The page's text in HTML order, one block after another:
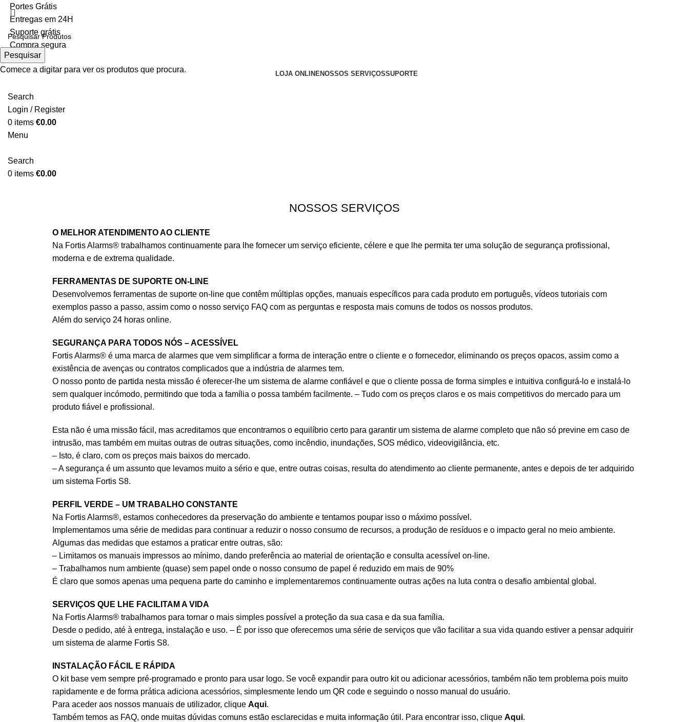
Portes Grátis
Entregas em 24H
Suporte grátis
Compra segura
LOJA ONLINENOSSOS SERVIÇOSSUPORTE
Search
Login / Register
0 items €0.00
Menu
Search
0 items €0.00
NOSSOS SERVIÇOS
O MELHOR ATENDIMENTO AO CLIENTE
Na Fortis Alarms® trabalhamos continuamente para lhe fornecer um serviço eficiente, célere e que lhe permita ter uma solução de segurança profissional,
moderna e de extrema qualidade.
FERRAMENTAS DE SUPORTE ON-LINE
Desenvolvemos ferramentas de suporte on-line que contêm múltiplas opções, manuais específicos para cada produto em português, vídeos tutoriais com
exemplos passo a passo, assim como o nosso serviço FAQ com as perguntas e resposta mais comuns de todos os nossos produtos.
Além do serviço 24 horas online.
SEGURANÇA PARA TODOS NÓS – ACESSÍVEL
Fortis Alarms® é uma marca de alarmes que vem simplificar a forma de interação entre o cliente e o fornecedor, eliminando os preços opacos, assim como a
existência de avenças ou contratos complicados que a indústria de alarmes tem.
O nosso ponto de partida nesta missão é oferecer-lhe um sistema de alarme confiável e que o cliente possa de forma simples e intuitiva configurá-lo e instalá-lo
sem qualquer incómodo, permitindo que toda a família o possa também facilmente. – Tudo com os preços claros e os mais competitivos do mercado para um
produto fiável e profissional.
Esta não é uma missão fácil, mas acreditamos que encontramos o equilíbrio certo para garantir um sistema de alarme completo que não só previne em caso de
intrusão, mas também em muitas outras de outras situações, como incêndio, inundações, SOS médico, videovigilância, etc.
– Isto, é claro, com os preços mais baixos do mercado.
– A segurança é um assunto que levamos muito a sério e que, entre outras coisas, resulta do atendimento ao cliente permanente, antes e depois de ter adquirido
um sistema Fortis S8.
PERFIL VERDE – UM TRABALHO CONSTANTE
Na Fortis Alarms®, estamos conhecedores da preservação do ambiente e tentamos poupar isso o máximo possível.
Implementamos uma série de medidas para continuar a reduzir o nosso consumo de recursos, a produção de resíduos e o impacto geral no meio ambiente.
Algumas das medidas que estamos a praticar entre outras, são:
– Limitamos os manuais impressos ao mínimo, dando preferência ao material de orientação e consulta acessível on-line.
– Trabalhamos num ambiente (quase) sem papel onde o nosso consumo de papel é reduzido em mais de 90%
É claro que somos apenas uma pequena parte do caminho e implementaremos continuamente outras ações na luta contra o desafio ambiental global.
SERVIÇOS QUE LHE FACILITAM A VIDA
Na Fortis Alarms® trabalhamos para tornar o mais simples possível a proteção da sua casa e da sua família.
Desde o pedido, até à entrega, instalação e uso. – É por isso que oferecemos uma série de serviços que vão facilitar a sua vida quando estiver a pensar adquirir
um sistema de alarme Fortis S8.
INSTALAÇÃO FÁCIL E RÁPIDA
O kit base vem sempre pré-programado e pronto para usar logo. Se você expandir para outro kit ou adicionar acessórios, também não tem problema pois muito
rapidamente e de forma prática adiciona acessórios, simplesmente lendo um QR code e seguindo o nosso manual do usuário.
Para aceder aos nossos manuais de utilizador, clique Aqui.
Também temos as FAQ, onde muitas dúvidas comuns estão esclarecidas e muita informação útil. Para encontrar isso, clique Aqui.
Pesquisar
Comece a digitar para ver os produtos que procura.